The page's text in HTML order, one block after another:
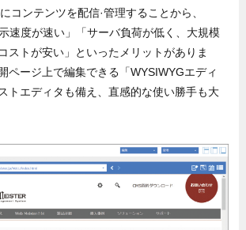
コンテンツを配信·管理することから、
速度が速い」「サーバ負荷が低く、大規模
ストが安い」といったメリットがありま
ページ上で編集できる「WYSIWYGエディ
トエディタも備え、直感的な使い勝手も大